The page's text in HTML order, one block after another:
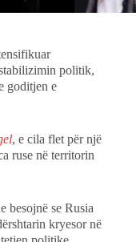
politik,
goditjen e
, e cila flet për një
ruse në territorin
besojnë se Rusia
kryesor në